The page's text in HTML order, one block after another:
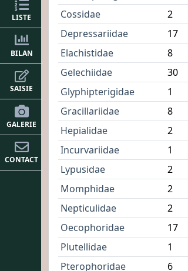
LISTE
BILAN
SAISIE
GALERIE
CONTACT
Cossidae
2
Depressariidae
17
Elachistidae
8
Gelechiidae
30
Glyphipterigidae
1
Gracillariidae
8
Hepialidae
2
Incurvariidae
1
Lypusidae
2
Momphidae
2
Nepticulidae
2
Oecophoridae
17
Plutellidae
1
Pterophoridae
6